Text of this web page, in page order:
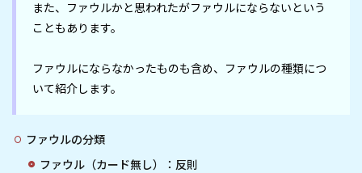
また、ファウルかと思われたがファウルにならないという
こともあります。
ファウルにならなかったものも含め、ファウルの種類につ
いて紹介します。
ファウルの分類
ファウル（カード無し）：反則